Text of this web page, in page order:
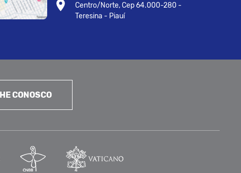
Centro/Norte, Cep 64.000-280 -
Teresina - Piauí
CONOSCO